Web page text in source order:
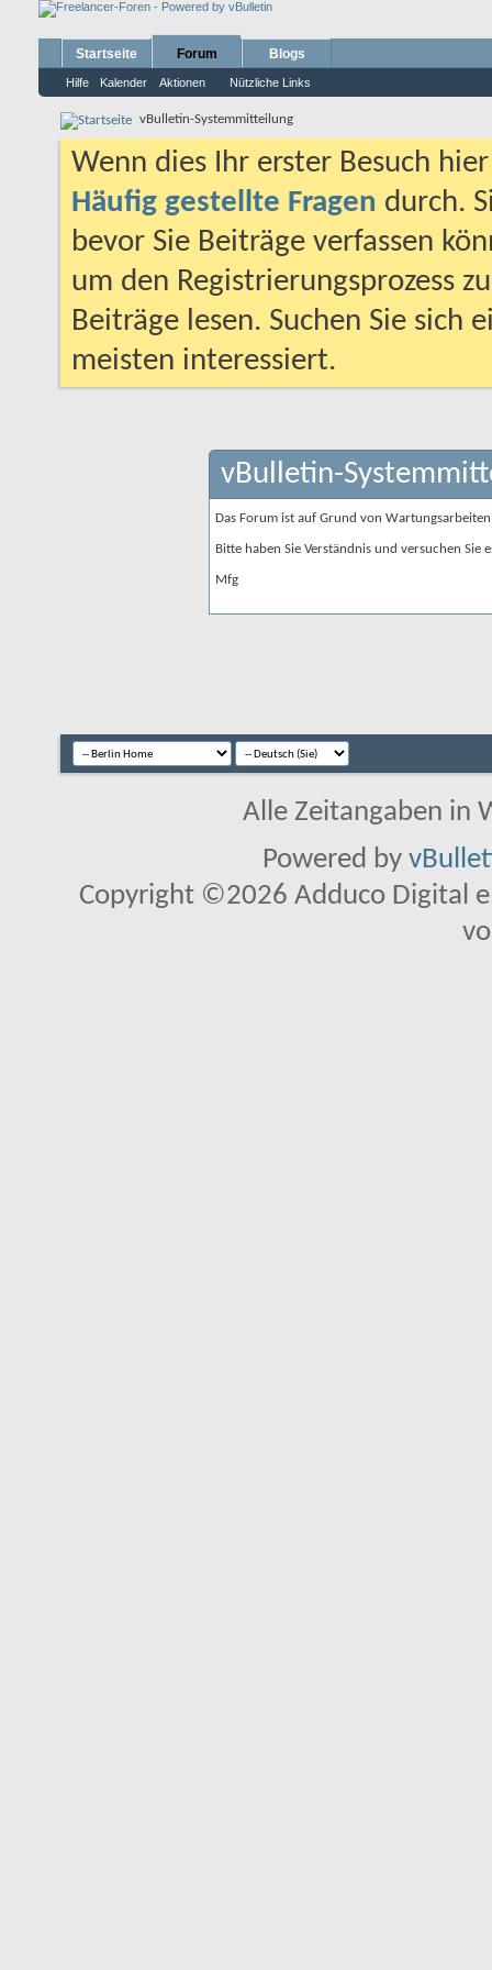
Startseite Forum
Hilfe Kalender Aktionen Nützliche Links
Blogs
vBulletin-Systemmitteilung
Wenn dies Ihr erster Besuch
Häufig gestellte Fragen durch.
bevor Sie Beiträge verfassen
um den Registrierungsprozess
Beiträge lesen. Suchen Sie sich
meisten interessiert.
vBulletin-
Das Forum ist auf Grund von
Bitte haben Sie Verständnis und versuchen Sie
Mfg
Alle Zeitangaben in
Powered by
Copyright ©2026 Adduco Digital